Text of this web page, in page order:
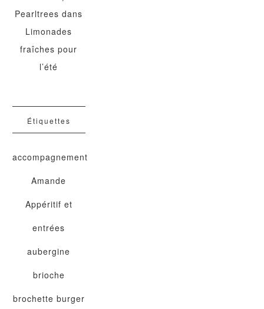
Pearltrees dans
Limonades
fraîches pour
l’été
Étiquettes
accompagnement
Amande
Appéritif et
entrées
aubergine
brioche
brochette burger